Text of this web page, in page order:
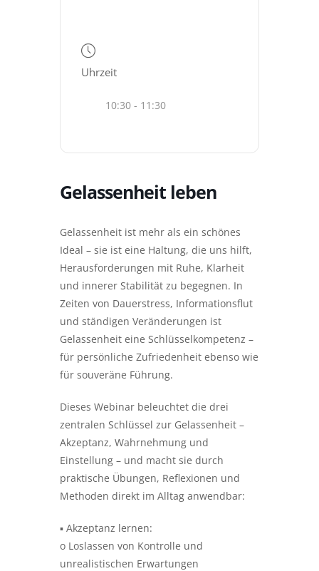
Uhrzeit
10:30 - 11:30
Gelassenheit leben
Gelassenheit ist mehr als ein schönes
Ideal – sie ist eine Haltung, die uns hilft,
Herausforderungen mit Ruhe, Klarheit
und innerer Stabilität zu begegnen. In
Zeiten von Dauerstress, Informationsflut
und ständigen Veränderungen ist
Gelassenheit eine Schlüsselkompetenz –
für persönliche Zufriedenheit ebenso wie
für souveräne Führung.
Dieses Webinar beleuchtet die drei
zentralen Schlüssel zur Gelassenheit –
Akzeptanz, Wahrnehmung und
Einstellung – und macht sie durch
praktische Übungen, Reflexionen und
Methoden direkt im Alltag anwendbar:
▪ Akzeptanz lernen:
o Loslassen von Kontrolle und
unrealistischen Erwartungen